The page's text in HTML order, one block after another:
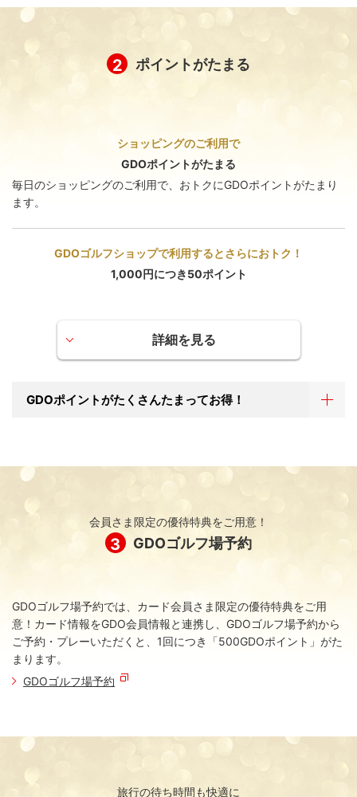
ご自身の傷害（入院（日額））：7,500円
ご自身の傷害（通院（日額））：5,000円
ゴールドカードのサービスは付帯されません。あらかじめ、ご了承
2 ポイントがたまる
ショッピングのご利用で
GDOポイントがたまる
毎日のショッピングのご利用で、おトクにGDOポイントがたまり
ます。
GDOゴルフショップで利用するとさらにおトク！
1,000円につき50ポイント
GDOポイントがたまる
世界中のVisaとMasterCard®の加盟店でのお支払いにGDO
【GDOポイントの利用方法】
ルフ場予約でご利用いただけます。
【GDOポイントの確認方法】
が必要です。
MY GDO
【GDOポイントの有効期間】
最新のポイント付与日から起算して1年間とします。
詳細を見る
GDOポイントがたくさんたまってお得！
会員さま限定の優待特典をご用意！
3 GDOゴルフ場予約
GDOゴルフ場予約では、カード会員さま限定の優待特典をご用
意！カード情報をGDO会員情報と連携し、GDOゴルフ場予約から
ご予約・プレーいただくと、1回につき「500GDOポイント」がた
まります。
GDOゴルフ場予約
旅行の待ち時間も快適に